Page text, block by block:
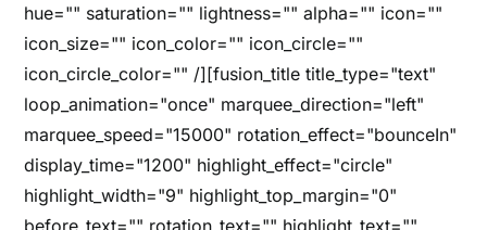
hue="" saturation="" lightness="" alpha="" icon=""
icon_size="" icon_color="" icon_circle=""
icon_circle_color="" /][fusion_title title_type="text"
loop_animation="once" marquee_direction="left"
marquee_speed="15000" rotation_effect="bounceIn"
display_time="1200" highlight_effect="circle"
highlight_width="9" highlight_top_margin="0"
before_text="" rotation_text="" highlight_text=""